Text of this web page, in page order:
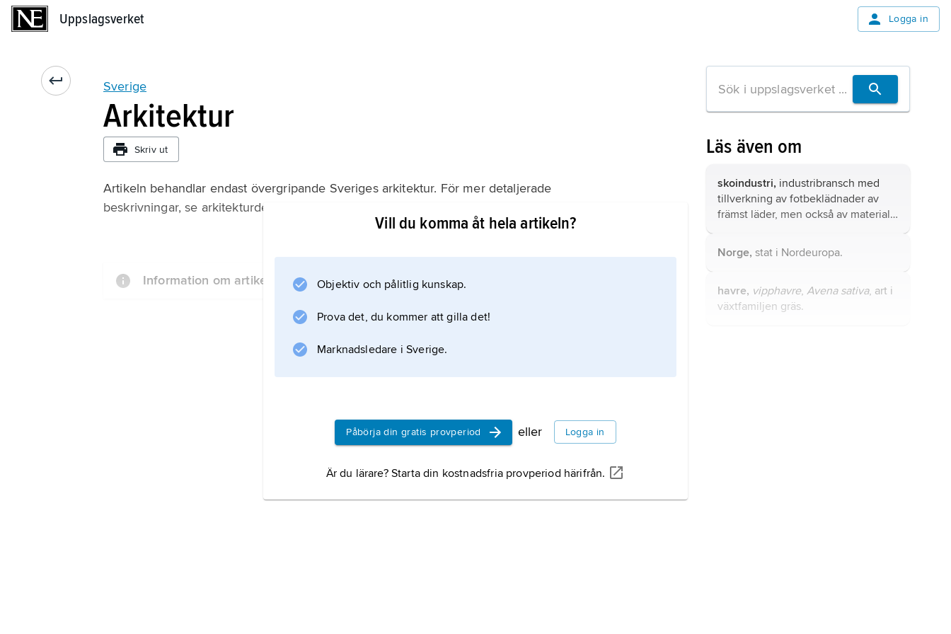
Uppslagsverket Logga in
Sverige
Arkitektur
Skriv ut
Artikeln behandlar endast övergripande Sveriges arkitektur. För mer detaljerade
beskrivningar, se arkitekturdelen i respektive landskapsartikel.
Information om artikeln
Vill du komma åt hela artikeln?
Objektiv och pålitlig kunskap.
Prova det, du kommer att gilla det!
Marknadsledare i Sverige.
Påbörja din gratis provperiod eller Logga in
Är du lärare? Starta din kostnadsfria provperiod härifrån.
Läs även om
skoindustri, industribransch med
tillverkning av fotbeklädnader av
främst läder, men också av material
Norge, stat i Nordeuropa.
havre, vipphavre, Avena sativa, art i
växtfamiljen gräs.